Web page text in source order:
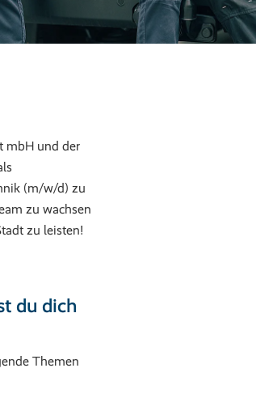
mbH und der
(m/w/d) zu
zu wachsen
zu leisten!
du dich
Themen